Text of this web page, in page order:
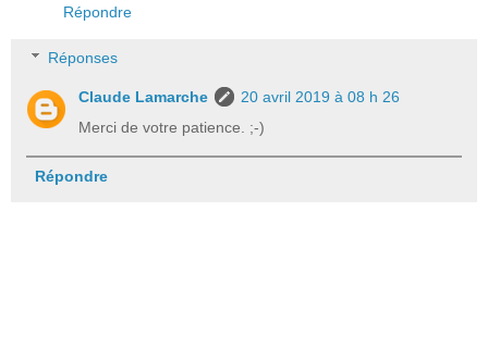
Répondre
Réponses
Claude Lamarche
20 avril 2019 à 08 h 26
Merci de votre patience. ;-)
Répondre